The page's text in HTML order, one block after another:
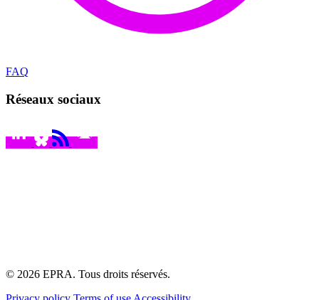
FAQ
Réseaux sociaux
© 2026 EPRA. Tous droits réservés.